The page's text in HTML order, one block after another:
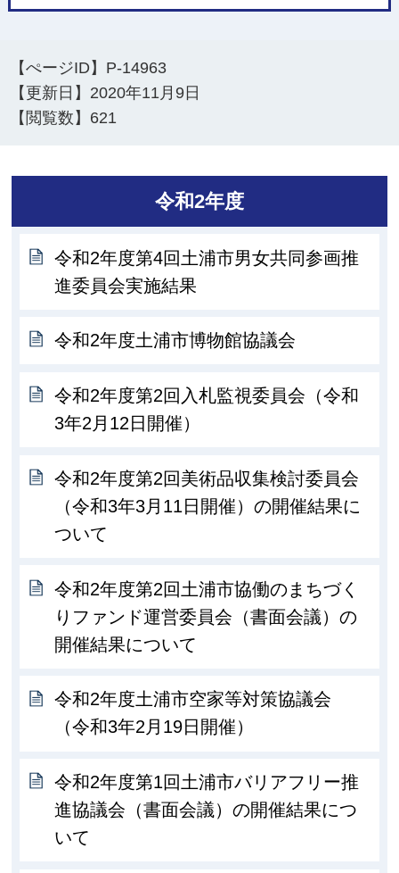
【ぺージID】 P-14963
【更新日】 2020年11月9日
【閲覧数】 621
令和2年度
令和2年度第4回土浦市男女共同参画推
進委員会実施結果
令和2年度土浦市博物館協議会
令和2年度第2回入札監視委員会（令和
3年2月12日開催）
令和2年度第2回美術品収集検討委員会
（令和3年3月11日開催）の開催結果に
ついて
令和2年度第2回土浦市協働のまちづく
りファンド運営委員会（書面会議）の
開催結果について
令和2年度土浦市空家等対策協議会
（令和3年2月19日開催）
令和2年度第1回土浦市バリアフリー推
進協議会（書面会議）の開催結果につ
いて